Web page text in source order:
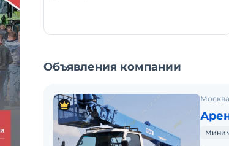
Объявления компании
Москва